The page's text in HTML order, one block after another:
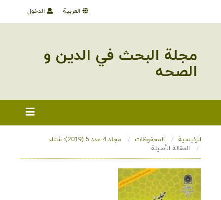
الدخول العربية
مجلة البحث في الدین و
الصحه
الرئيسية المحفوظات
مجلد 4 عدد 5 (2019): شتاء
المقالة الأصيلة